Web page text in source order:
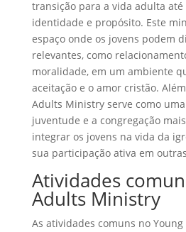
transição para a vida adulta
identidade e propósito. Este
espaço onde os jovens podem
relevantes, como
moralidade, em um ambiente
aceitação e o amor cristão.
Adults Ministry serve como
juventude e a congregação
integrar os jovens na vida da
sua participação ativa em
Atividades
Adults Ministry
As atividades comuns no